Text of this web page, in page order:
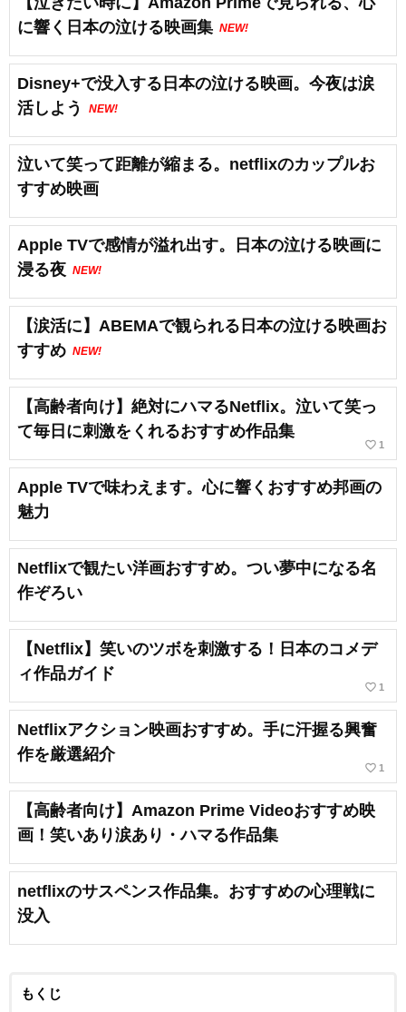
に響く日本の泣ける映画集 NEW!
Disney+で没入する日本の泣ける映画。今夜は涙
活しよう
NEW!
泣いて笑って距離が縮まる。netflixのカップルお
すすめ映画
Apple TVで感情が溢れ出す。日本の泣ける映画に
浸る夜 NEW!
【涙活に】ABEMAで観られる日本の泣ける映画お
すすめ NEW!
【高齢者向け】絶対にハマるNetflix。泣いて笑っ
て毎日に刺激をくれるおすすめ作品集
favorite_border 1
Apple TVで味わえます。心に響くおすすめ邦画の
魅力
Netflixで観たい洋画おすすめ。つい夢中になる名
作ぞろい
【Netflix】笑いのツボを刺激する！日本のコメデ
ィ作品ガイド
favorite_border 1
Netflixアクション映画おすすめ。手に汗握る興奮
作を厳選紹介
favorite_border 1
【高齢者向け】Amazon Prime Videoおすすめ映
画！笑いあり涙あり・ハマる作品集
netflixのサスペンス作品集。おすすめの心理戦に
没入
もくじ